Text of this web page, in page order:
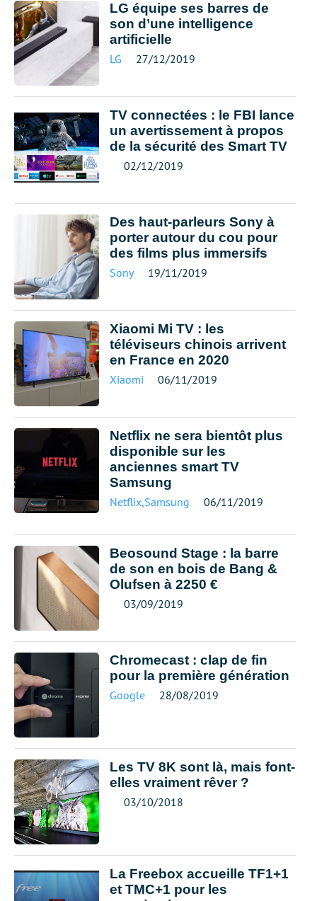
LG équipe ses barres de
son d’une intelligence
artificielle
LG 27/12/2019
TV connectées : le FBI lance
un avertissement à propos
de la sécurité des Smart TV
02/12/2019
Des haut-parleurs Sony à
porter autour du cou pour
des films plus immersifs
Sony 19/11/2019
Xiaomi Mi TV : les
téléviseurs chinois arrivent
en France en 2020
Xiaomi 06/11/2019
Netflix ne sera bientôt plus
disponible sur les
anciennes smart TV
Samsung
Netflix,Samsung 06/11/2019
Beosound Stage : la barre
de son en bois de Bang &
Olufsen à 2250 €
03/09/2019
Chromecast : clap de fin
pour la première génération
Google 28/08/2019
Les TV 8K sont là, mais font-
elles vraiment rêver ?
03/10/2018
La Freebox accueille TF1+1
et TMC+1 pour les